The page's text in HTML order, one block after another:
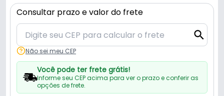
Consultar prazo e valor do frete
Não sei meu CEP
Você pode ter frete grátis!
Informe seu CEP acima para ver o prazo e conferir as
opções de frete.